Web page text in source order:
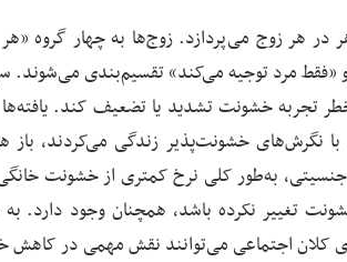
هر زوج می‌پردازد. زوج‌ها به چهار گروه
«فقط مرد توجیه می‌کند» تقسیم‌بندی می‌شوند.
تجربه خشونت تشدید یا تضعیف کند.
نگرش‌های خشونت‌پذیر زندگی می‌کردند، باز
به‌طور کلی نرخ کمتری از خشونت خانگی
تغییر نکرده باشد، همچنان وجود دارد.
کلان اجتماعی می‌توانند نقش مهمی در